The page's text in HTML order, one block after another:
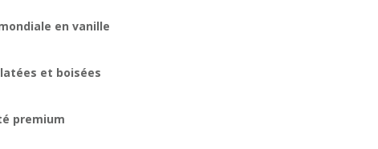
en vanille
et boisées
premium